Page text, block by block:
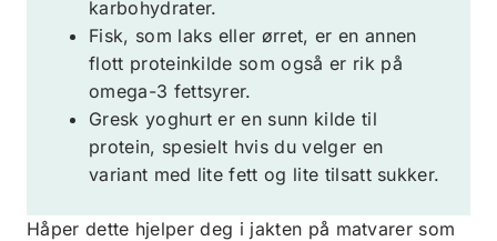
karbohydrater.
Fisk, som laks eller ørret, er en annen
flott proteinkilde som også er rik på
omega-3 fettsyrer.
Gresk yoghurt er en sunn kilde til
protein, spesielt hvis du velger en
variant med lite fett og lite tilsatt sukker.
Håper dette hjelper deg i jakten på matvarer som